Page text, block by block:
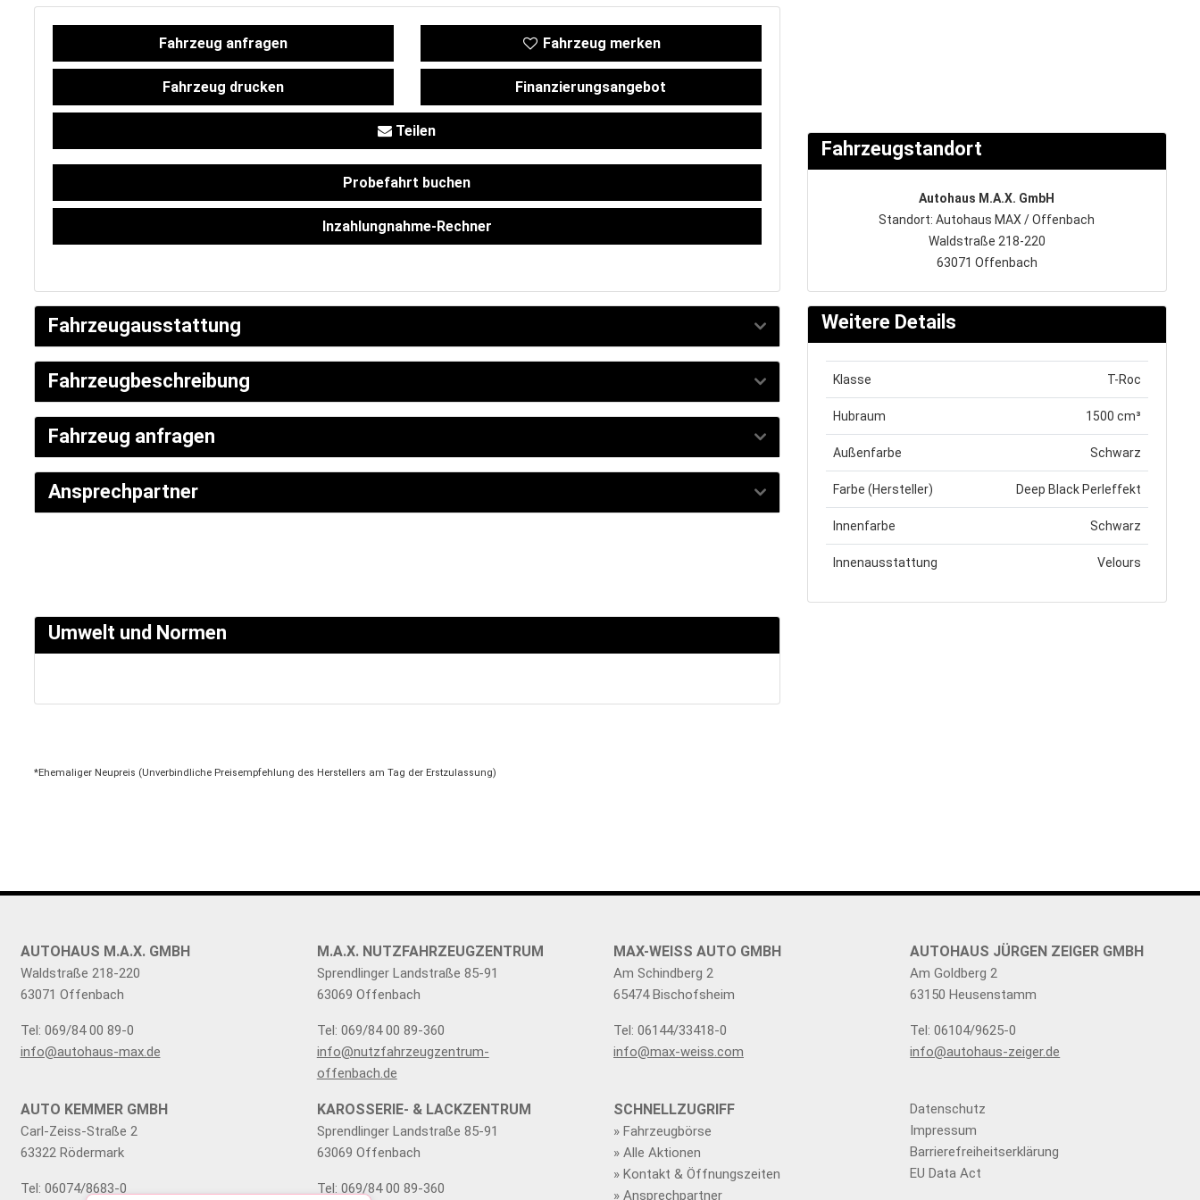
Versicherung
KONTAKT/ANFAHRT
SERVICETERMIN
Fahrzeug anfragen
Fahrzeug drucken
Fahrzeug merken
Finanzierungsangebot
Teilen
Probefahrt buchen
Inzahlungnahme-Rechner
Fahrzeugstandort
Autohaus M.A.X. GmbH
Standort: Autohaus MAX / Offenbach
Waldstraße 218-220
63071 Offenbach
Fahrzeugausstattung
Fahrzeugbeschreibung
Fahrzeug anfragen
Ansprechpartner
Weitere Details
Klasse T-Roc
Hubraum 1500 cm³
Außenfarbe Schwarz
Farbe (Hersteller) Deep Black Perleffekt
Innenfarbe Schwarz
Innenausstattung Velours
Umwelt und Normen
*Ehemaliger Neupreis (Unverbindliche Preisempfehlung des Herstellers am Tag der Erstzulassung)
AUTOHAUS M.A.X. GMBH
Waldstraße 218-220
63071 Offenbach
Tel: 069/84 00 89-0
info@autohaus-max.de
M.A.X. NUTZFAHRZEUGZENTRUM
Sprendlinger Landstraße 85-91
63069 Offenbach
Tel: 069/84 00 89-360
info@nutzfahrzeugzentrum-
offenbach.de
MAX-WEISS AUTO GMBH
Am Schindberg 2
65474 Bischofsheim
Tel: 06144/33418-0
info@max-weiss.com
AUTOHAUS JÜRGEN ZEIGER GMBH
Am Goldberg 2
63150 Heusenstamm
Tel: 06104/9625-0
info@autohaus-zeiger.de
AUTO KEMMER GMBH
Carl-Zeiss-Straße 2
63322 Rödermark
Tel: 06074/8683-0
KAROSSERIE- & LACKZENTRUM
Sprendlinger Landstraße 85-91
63069 Offenbach
Tel: 069/84 00 89-360
SCHNELLZUGRIFF
» Fahrzeugbörse
» Alle Aktionen
» Kontakt & Öffnungszeiten
» Ansprechpartner
Datenschutz
Impressum
Barrierefreiheitserklärung
EU Data Act